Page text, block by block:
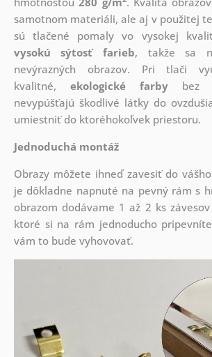
samotnom materiáli, ale aj v použitej
sú tlačené pomaly vo vysokej
vysokú sýtosť farieb, takže sa
nevýrazných obrazov. Pri tlači
kvalitné, ekologické farby bez
nevypúšťajú škodlivé látky do
umiestniť do ktoréhokoľvek priestoru.
Jednoduchá montáž
Obrazy môžete ihneď zavesiť do
je dôkladne napnuté na pevný rám s
obrazom dodávame 1 až 2 ks
ktoré si na rám jednoducho
vám to bude vyhovovať.